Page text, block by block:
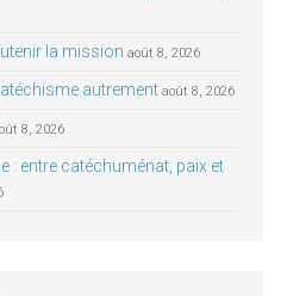
la mission août 8, 2026
autrement août 8, 2026
8, 2026
: entre catéchuménat, paix et